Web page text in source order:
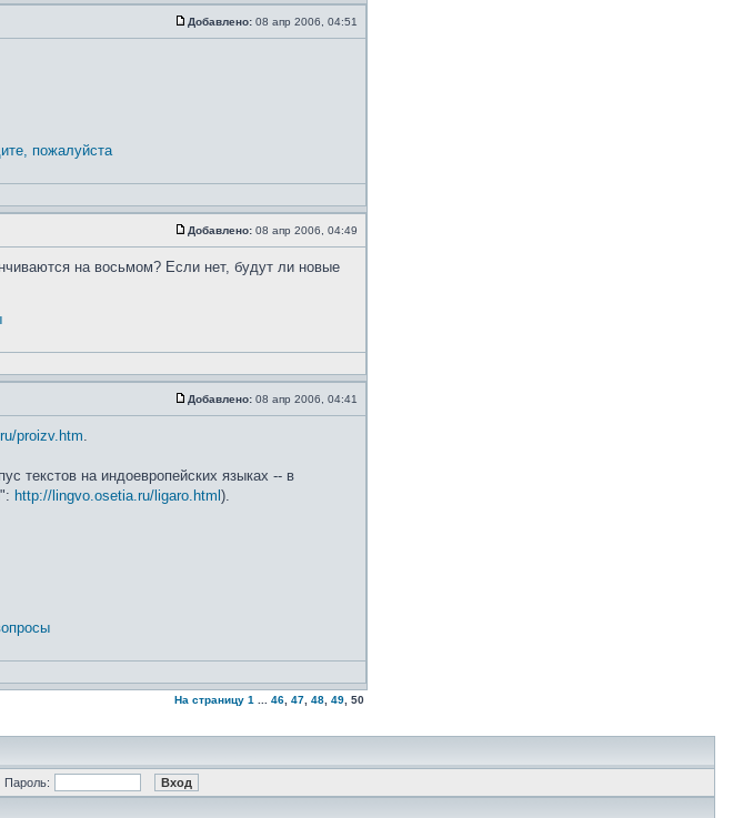
Добавлено: 08 апр 2006, 04:51
пожалуйста
Добавлено: 08 апр 2006, 04:49
на восьмом? Если нет, будут ли новые
Добавлено: 08 апр 2006, 04:41
proizv.htm.
текстов на индоевропейских языках -- в
http://lingvo.osetia.ru/ligaro.html ).
На страницу 1 46 47 48 49 50
Пароль: